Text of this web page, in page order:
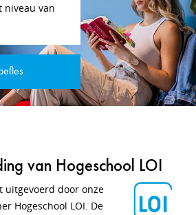
niveau van
van Hogeschool LOI
uitgevoerd door onze
Hogeschool LOI. De